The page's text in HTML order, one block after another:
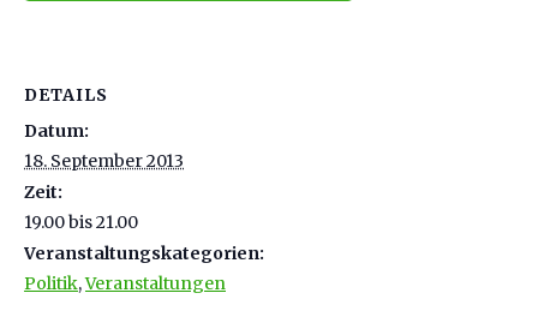
DETAILS
Datum:
18. September 2013
Zeit:
19.00 bis 21.00
Veranstaltungskategorien:
Politik,Veranstaltungen